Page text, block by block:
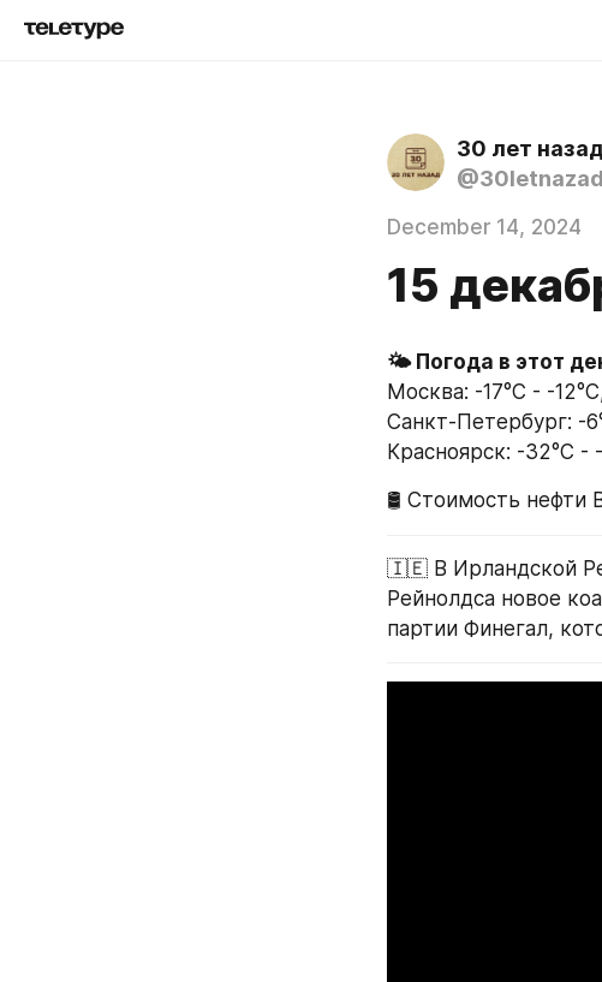
30 лет назад
@30letnazad
December 14, 2024
15
🌤 Погода в этот
Москва: -17°C - -
Санкт-Петербург: -
Красноярск: -32°C -
🛢 Стоимость нефти
🇮🇪 В Ирландской
Рейнолдса новое
партии Финегал,